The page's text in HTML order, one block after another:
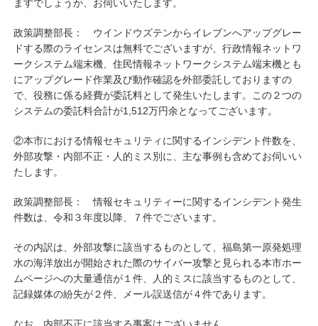
ますでしょうか、お伺いいたします。
政策調整部長： ウインドウズテンからイレブンへアップグレー
ドする際のライセンスは無料でございますが、行政情報ネットワ
ークシステム端末機、住民情報ネットワークシステム端末機とも
にアップグレード作業及び動作確認を外部委託しておりますの
で、役務に係る経費が委託料として発生いたします。この２つの
システムの委託料合計が1,512万円余となってございます。
②本市における情報セキュリティに関するインシデント件数を、
外部攻撃・内部不正・人的ミス別に、主な事例も含めてお伺いい
たします。
政策調整部長： 情報セキュリティーに関するインシデント発生
件数は、令和３年度以降、７件でございます。
その内訳は、外部攻撃に該当するものとして、福島第一原発処理
水の海洋放出が開始された際のサイバー攻撃と見られる本市ホー
ムページへの大量通信が１件、人的ミスに該当するものとして、
記録媒体の紛失が２件、メール誤送信が４件であります。